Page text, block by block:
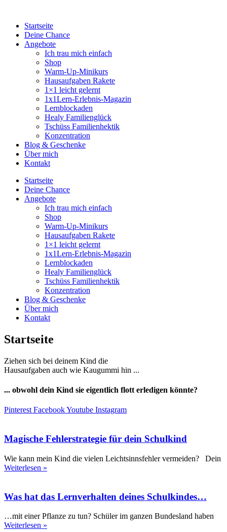
Startseite
Deine Chance
Angebote
Ich trau mich einfach
Shop
Warm-Up-Minikurs
Hausaufgaben Rakete
1×1 leicht gelernt
1x1Lern-Erlebnis-Magazin
Lernblockaden
Healy Familienglück
Tschüss Familienhektik
Konzentration
Blog & Geschenke
Über mich
Kontakt
Startseite
Deine Chance
Angebote
Ich trau mich einfach
Shop
Warm-Up-Minikurs
Hausaufgaben Rakete
1×1 leicht gelernt
1x1Lern-Erlebnis-Magazin
Lernblockaden
Healy Familienglück
Tschüss Familienhektik
Konzentration
Blog & Geschenke
Über mich
Kontakt
Startseite
Ziehen sich bei deinem Kind die
Hausaufgaben auch wie Kaugummi hin ...
... obwohl dein Kind sie eigentlich flott erledigen könnte?
Pinterest FacebookYoutube Instagram
Magische Fehlerstrategie für dein Schulkind
Wie kann mein Kind die vielen Leichtsinnsfehler vermeiden? Dein
Weiterlesen »
Was hat das Lernverhalten deines Schulkindes…
…mit einer Pflanze zu tun? Schüler im ganzen Bundesland haben
Weiterlesen »